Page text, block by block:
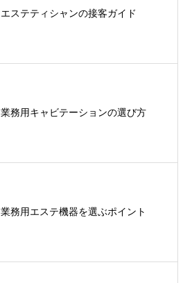
エステティシャンの接客ガイド
業務用キャビテーションの選び方
業務用エステ機器を選ぶポイント